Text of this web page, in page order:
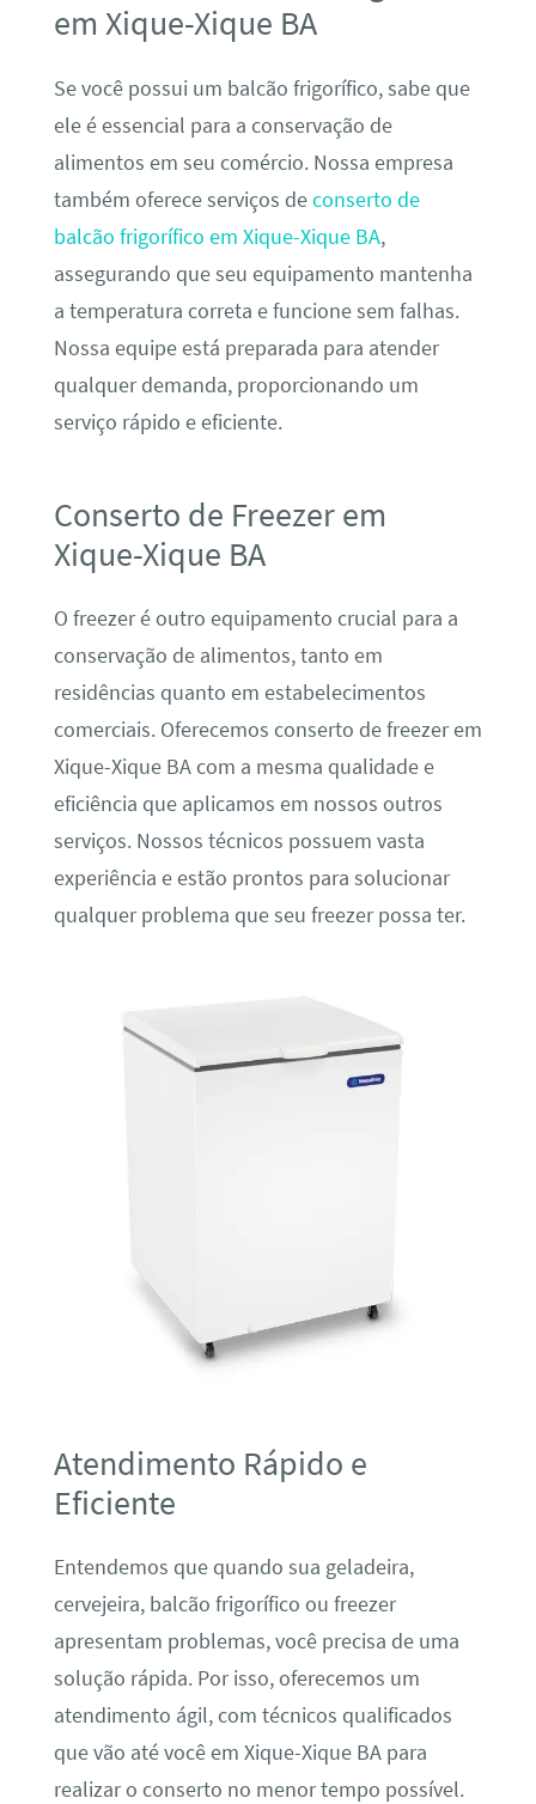
em Xique-Xique BA
Se você possui um balcão frigorífico, sabe que
ele é essencial para a conservação de
alimentos em seu comércio. Nossa empresa
também oferece serviços deconserto de
balcão frigorífico em Xique-Xique BA,
assegurando que seu equipamento mantenha
a temperatura correta e funcione sem falhas.
Nossa equipe está preparada para atender
qualquer demanda, proporcionando um
serviço rápido e eficiente.
Conserto de Freezer em
Xique-Xique BA
O freezer é outro equipamento crucial para a
conservação de alimentos, tanto em
residências quanto em estabelecimentos
comerciais. Oferecemos conserto de freezer em
Xique-Xique BA com a mesma qualidade e
eficiência que aplicamos em nossos outros
serviços. Nossos técnicos possuem vasta
experiência e estão prontos para solucionar
qualquer problema que seu freezer possa ter.
Atendimento Rápido e
Eficiente
Entendemos que quando sua geladeira,
cervejeira, balcão frigorífico ou freezer
apresentam problemas, você precisa de uma
solução rápida. Por isso, oferecemos um
atendimento ágil, com técnicos qualificados
que vão até você em Xique-Xique BA para
realizar o conserto no menor tempo possível.